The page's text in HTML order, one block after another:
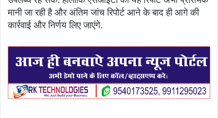
मानी जा रही है और अंतिम जांच रिपोर्ट आने के बाद ही आगे की
कार्रवाई और निर्णय लिए जाएंगे.